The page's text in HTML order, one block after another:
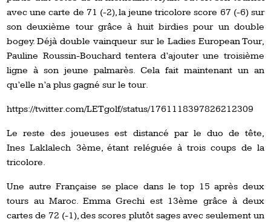
avec une carte de 71 (-2), la jeune tricolore score 67 (-6) sur
son deuxième tour grâce à huit birdies pour un double
bogey. Déjà double vainqueur sur le Ladies European Tour,
Pauline Roussin-Bouchard tentera d’ajouter une troisième
ligne à son jeune palmarès. Cela fait maintenant un an
qu’elle n’a plus gagné sur le tour.
https://twitter.com/LETgolf/status/1761118397826212309
Le reste des joueuses est distancé par le duo de tête,
Ines Laklalech 3ème, étant reléguée à trois coups de la
tricolore.
Une autre Française se place dans le top 15 après deux
tours au Maroc. Emma Grechi est 13ème grâce à deux
cartes de 72 (-1), des scores plutôt sages avec seulement un